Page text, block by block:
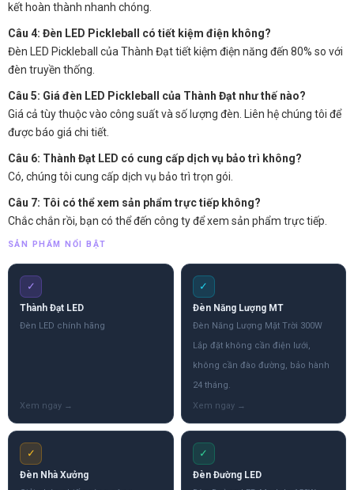
kết hoàn thành nhanh chóng.
Câu 4: Đèn LED Pickleball có tiết kiệm điện không?
Đèn LED Pickleball của Thành Đạt tiết kiệm điện năng đến 80% so với
đèn truyền thống.
Câu 5: Giá đèn LED Pickleball của Thành Đạt như thế nào?
Giá cả tùy thuộc vào công suất và số lượng đèn. Liên hệ chúng tôi để
được báo giá chi tiết.
Câu 6: Thành Đạt LED có cung cấp dịch vụ bảo trì không?
Có, chúng tôi cung cấp dịch vụ bảo trì trọn gói.
Câu 7: Tôi có thể xem sản phẩm trực tiếp không?
Chắc chắn rồi, bạn có thể đến công ty để xem sản phẩm trực tiếp.
SẢN PHẨM NỔI BẬT
✓
Thành Đạt LED
Đèn LED chính hãng
✓
Đèn Năng Lượng MT
Đèn Năng Lượng Mặt Trời 300W
Lắp đặt không cần điện lưới,
không cần đào đường, bảo hành
24 tháng.
✓
Đèn Nhà Xưởng
✓
Đèn Đường LED